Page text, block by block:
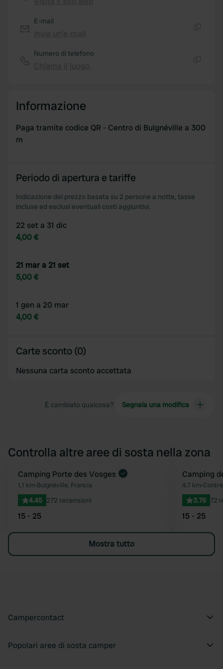
E-mail
Numero di telefono
Informazione
Paga tramite codice QR - Centro di Bulgnéville a 300
m
Periodo di apertura e tariffe
Indicazione del prezzo basata su 2 persone a notte, tasse
incluse ed esclusi eventuali costi aggiuntivi.
22 set a 31 dic
4,00 €
21 mar a 21 set
5,00 €
1 gen a 20 mar
4,00 €
Carte sconto (0)
Nessuna carta sconto accettata
È cambiato qualcosa? Segnala una modifica
Controlla altre aree di sosta nella zona
Preferito
Camping Porte des Vosges
1,1 km•Bulgnéville, Francia
4.45 272 recensioni
15 - 25
Camping
4,7 km•
3.76 72
15 - 25
Mostra tutto
Campercontact
Popolari aree di sosta camper